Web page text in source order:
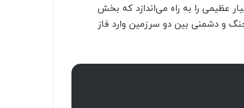
عظیمی را به راه می‌اندازد که بخش
و دشمنی بین دو سرزمین وارد فاز